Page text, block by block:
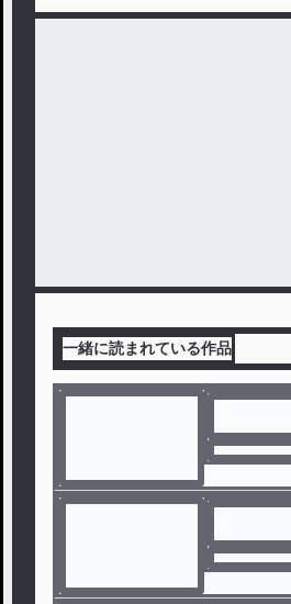
一緒に読まれている作品